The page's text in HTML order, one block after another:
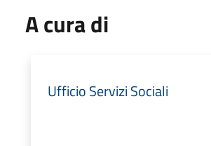
A cura di
Ufficio Servizi Sociali